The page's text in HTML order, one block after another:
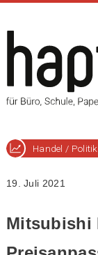
Handel / Politik
19. Juli 2021
Mitsubishi